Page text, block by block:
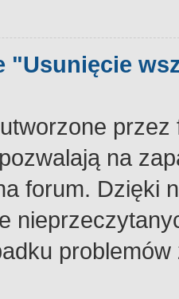
"Usunięcie
na
forum. Dzięki